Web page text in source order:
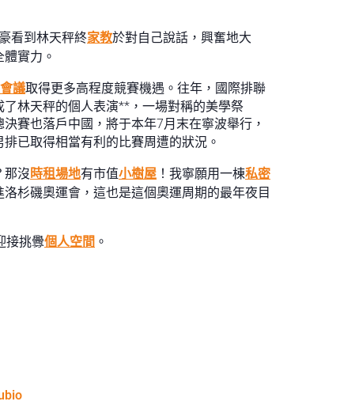
看到林天秤終家教於對自己說話，興奮地大
實力。
議取得更多高程度競賽機遇。往年，國際排聯
林天秤的個人表演**，一場對稱的美學祭
賽也落戶中國，將于本年7月末在寧波舉行，
已取得相當有利的比賽周遭的狀況。
那沒 時租場地有市值小樹屋 ！我寧願用一棟私密
杉磯奧運會，這也是這個奧運周期的最年夜目
接挑釁個人空間 。